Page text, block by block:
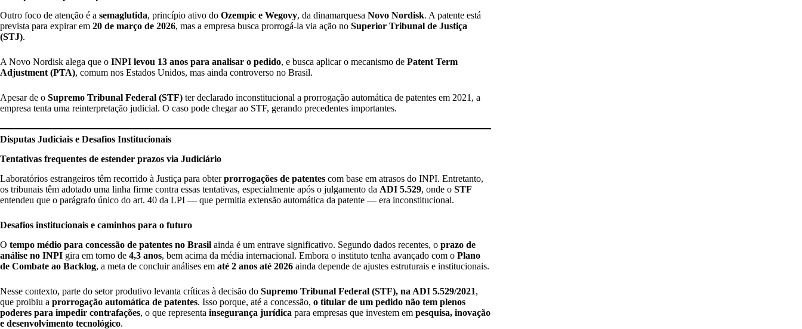
Outro foco de atenção é a semaglutida, princípio ativo do Ozempic e Wegovy, da dinamarquesa Novo Nordisk. A patente está
prevista para expirar em 20 de março de 2026, mas a empresa busca prorrogá-la via ação no Superior Tribunal de Justiça
(STJ).
A Novo Nordisk alega que o INPI levou 13 anos para analisar o pedido, e busca aplicar o mecanismo de Patent Term
Adjustment (PTA), comum nos Estados Unidos, mas ainda controverso no Brasil.
Apesar de o Supremo Tribunal Federal (STF) ter declarado inconstitucional a prorrogação automática de patentes em 2021, a
empresa tenta uma reinterpretação judicial. O caso pode chegar ao STF, gerando precedentes importantes.
Disputas Judiciais e Desafios Institucionais
Tentativas frequentes de estender prazos via Judiciário
Laboratórios estrangeiros têm recorrido à Justiça para obterprorrogações de patentes com base em atrasos do INPI. Entretanto,
os tribunais têm adotado uma linha firme contra essas tentativas, especialmente após o julgamento da ADI 5.529, onde o STF
entendeu que o parágrafo único do art. 40 da LPI — que permitia extensão automática da patente — era inconstitucional.
Desafios institucionais e caminhos para o futuro
O tempo médio para concessão de patentes no Brasil ainda é um entrave significativo. Segundo dados recentes, o prazo de
análise no INPI gira em torno de 4,3 anos, bem acima da média internacional. Embora o instituto tenha avançado com o Plano
de Combate ao Backlog, a meta de concluir análises em até 2 anos até 2026 ainda depende de ajustes estruturais e institucionais.
Nesse contexto, parte do setor produtivo levanta críticas à decisão do Supremo Tribunal Federal (STF), na ADI 5.529/2021,
que proibiu a prorrogação automática de patentes. Isso porque, até a concessão, o titular de um pedido não tem plenos
poderes para impedir contrafações, o que representa insegurança jurídica para empresas que investem em pesquisa, inovação
e desenvolvimento tecnológico.